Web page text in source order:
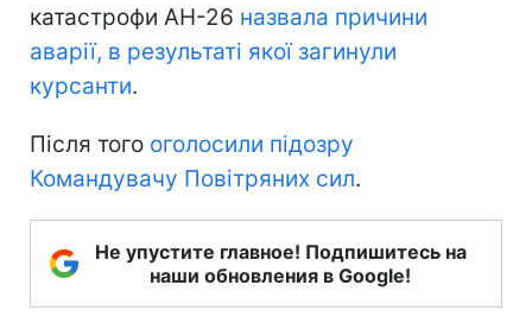
катастрофи АН-26 назвала причини
аварії, в результаті якої загинули
курсанти.
Після того оголосили підозру
Командувачу Повітряних сил.
Не упустите главное! Подпишитесь на
наши обновления в Google!